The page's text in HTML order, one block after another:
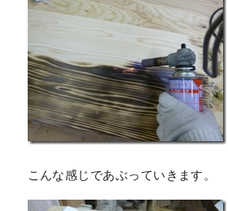
こんな感じであぶっていきます。